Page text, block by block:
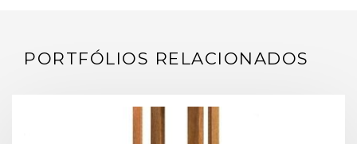
PORTFÓLIOS RELACIONADOS